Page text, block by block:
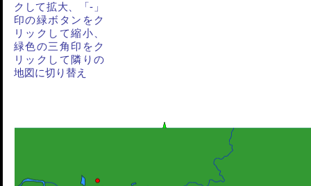
クして拡大、「-」
印の緑ボタンをク
リックして縮小、
緑色の三角印をク
リックして隣りの
地図に切り替え